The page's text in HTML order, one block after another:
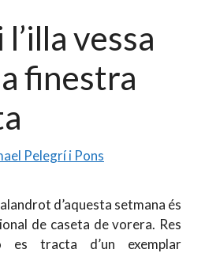
vessa
finestra
Pelegrí i Pons
d’aquesta setmana és
de caseta de vorera. Res
es tracta d’un exemplar